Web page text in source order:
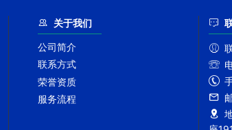
关于我们
公司简介
联系方式
荣誉资质
服务流程